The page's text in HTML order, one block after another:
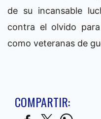
de su incansable
contra el olvido
como veteranas de
COMPARTIR: